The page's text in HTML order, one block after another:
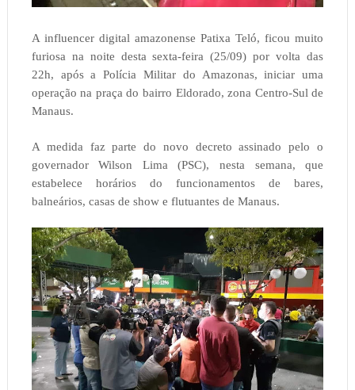
A influencer digital amazonense Patixa Teló, ficou muito
furiosa na noite desta sexta-feira (25/09) por volta das
22h, após a Polícia Militar do Amazonas, iniciar uma
operação na praça do bairro Eldorado, zona Centro-Sul de
Manaus.
A medida faz parte do novo decreto assinado pelo o
governador Wilson Lima (PSC), nesta semana, que
estabelece horários do funcionamentos de bares,
balneários, casas de show e flutuantes de Manaus.